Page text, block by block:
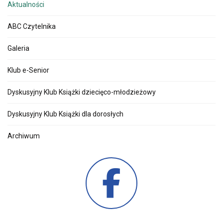
Aktualności
ABC Czytelnika
Galeria
Klub e-Senior
Dyskusyjny Klub Książki dziecięco-młodzieżowy
Dyskusyjny Klub Książki dla dorosłych
Archiwum